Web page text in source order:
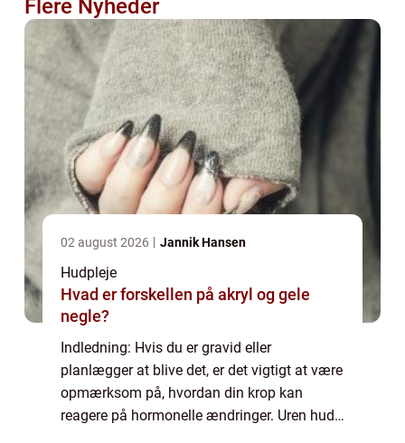
Flere Nyheder
02 august 2026 Jannik Hansen
Hudpleje
Hvad er forskellen på akryl og gele
negle?
Indledning: Hvis du er gravid eller
planlægger at blive det, er det vigtigt at være
opmærksom på, hvordan din krop kan
reagere på hormonelle ændringer. Uren hud